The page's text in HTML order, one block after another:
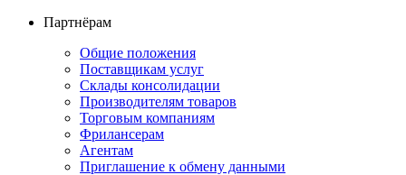
Партнёрам
Общие положения
Поставщикам услуг
Склады консолидации
Производителям товаров
Торговым компаниям
Фрилансерам
Агентам
Приглашение к обмену данными